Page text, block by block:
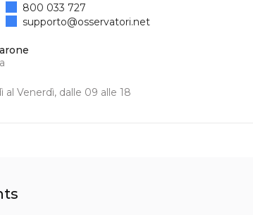
al Venerdì, dalle 09 alle 18
800 033 727
supporto@osservatori.net